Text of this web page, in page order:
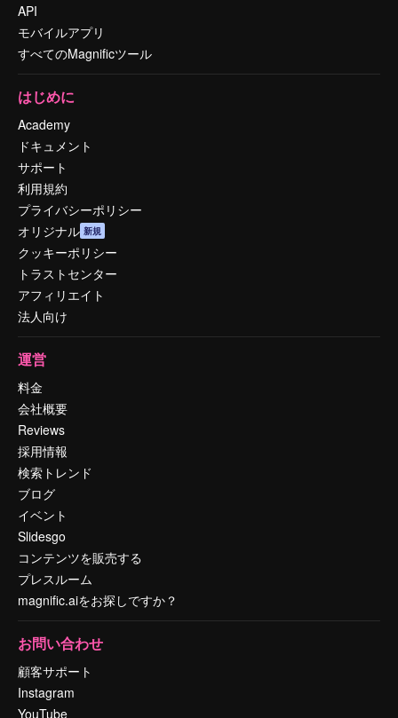
API
モバイルアプリ
すべてのMagnificツール
はじめに
Academy
ドキュメント
サポート
利用規約
プライバシーポリシー
オリジナル 新規
クッキーポリシー
トラストセンター
アフィリエイト
法人向け
運営
料金
会社概要
Reviews
採用情報
検索トレンド
ブログ
イベント
Slidesgo
コンテンツを販売する
プレスルーム
magnific.aiをお探しですか？
お問い合わせ
顧客サポート
Instagram
YouTube